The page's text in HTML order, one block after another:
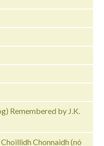
Remembered by J.K.
Chonnaidh (nó